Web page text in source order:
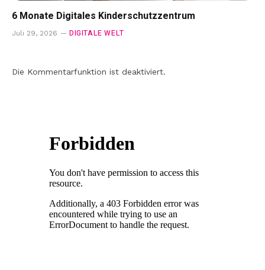
6 Monate Digitales Kinderschutzzentrum
Juli 29, 2026 DIGITALE WELT
Die Kommentarfunktion ist deaktiviert.